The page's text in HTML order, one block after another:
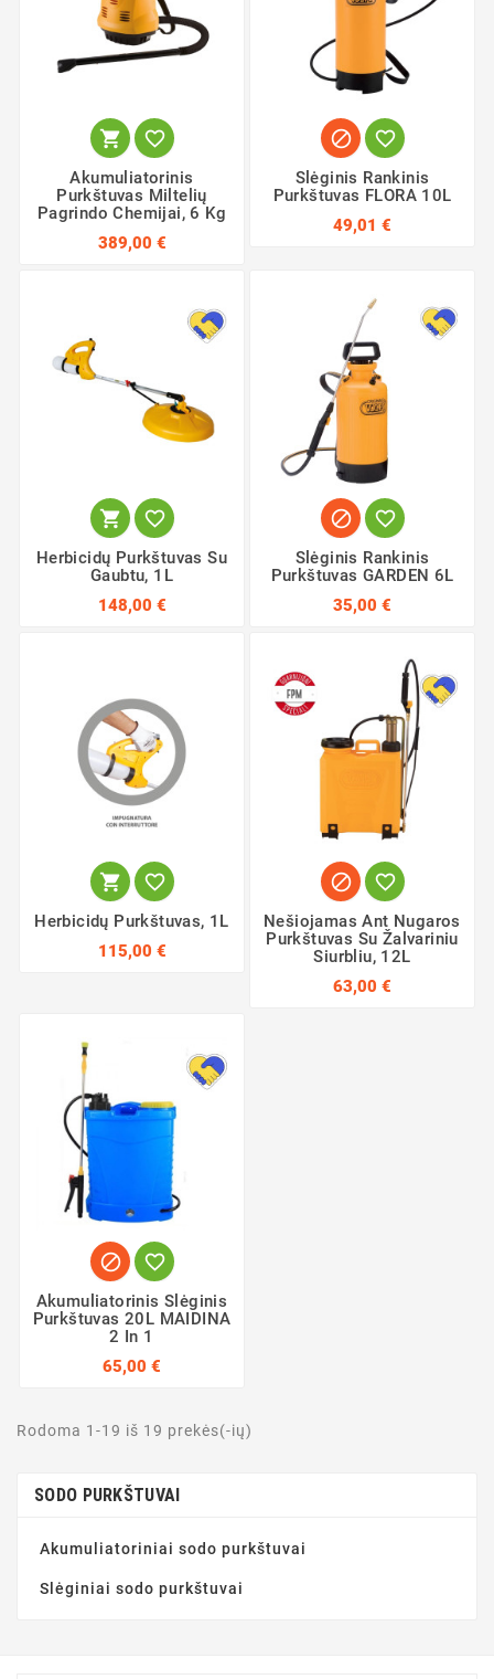
 
Akumuliatorinis
Purkštuvas Miltelių
Pagrindo Chemijai, 6 Kg
389,00 €
 
Slėginis Rankinis
Purkštuvas FLORA 10L
49,01 €
 
Herbicidų Purkštuvas Su
Gaubtu, 1L
148,00 €
 
Slėginis Rankinis
Purkštuvas GARDEN 6L
35,00 €
 
Herbicidų Purkštuvas, 1L
115,00 €
 
Nešiojamas Ant Nugaros
Purkštuvas Su Žalvariniu
Siurbliu, 12L
63,00 €
 
Akumuliatorinis Slėginis
Purkštuvas 20L MAIDINA
2 In 1
65,00 €
Rodoma 1-19 iš 19 prekės(-ių)
SODO PURKŠTUVAI
Akumuliatoriniai sodo purkštuvai
Slėginiai sodo purkštuvai